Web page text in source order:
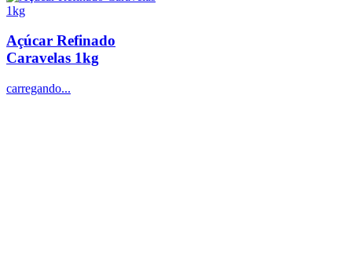
Açúcar Refinado
Caravelas 1kg
carregando...